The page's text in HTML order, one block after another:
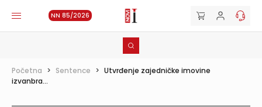
NN 85/2026
Početna > Sentence > Utvrđenje zajedničke imovine
izvanbra...